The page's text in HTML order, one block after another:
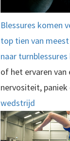
Blessures komen
top tien van
naar turnblessures
of het ervaren van
nervositeit,
wedstrijd